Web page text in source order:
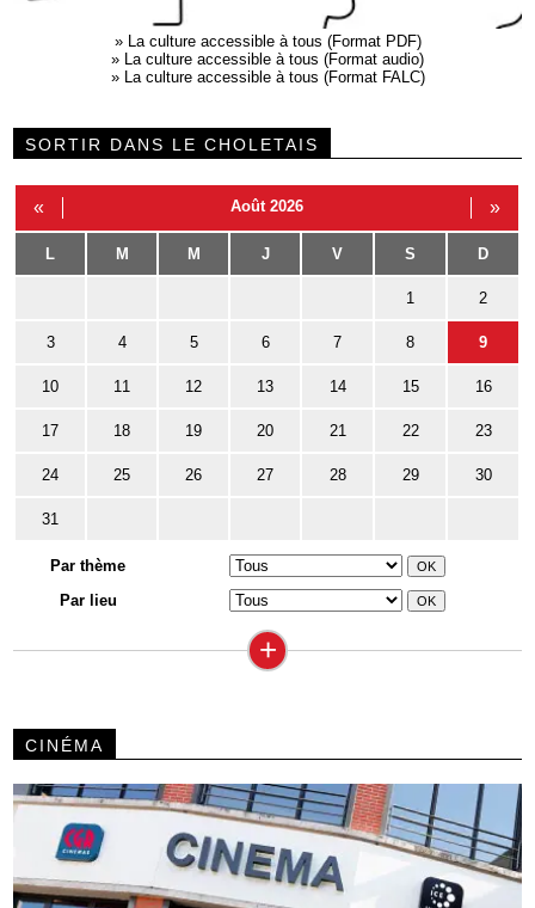
» La culture accessible à tous (Format PDF)
» La culture accessible à tous (Format audio)
» La culture accessible à tous (Format FALC)
SORTIR DANS LE CHOLETAIS
« Août 2026 »
L M M J V S D
1 2
3 4 5 6 7 8 9
10 11 12 13 14 15 16
17 18 19 20 21 22 23
24 25 26 27 28 29 30
31
Par thème
Par lieu
+
CINÉMA